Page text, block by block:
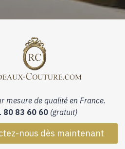
mesure de qualité en France.
80 83 60 60 (gratuit)
nous dès maintenant